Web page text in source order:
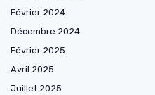
Février 2024
Décembre 2024
Février 2025
Avril 2025
Juillet 2025